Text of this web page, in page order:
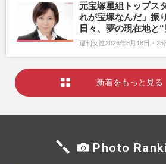
元宝塚星組トップス
れが宝塚なんだ」振
日々、夢の現在地と
週刊女性2026年8月18日・25
新着をもっと見る
Photo